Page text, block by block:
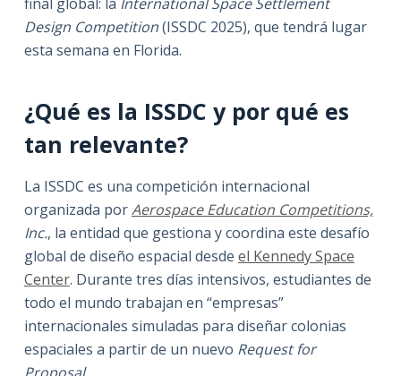
Design Competition(ISSDC 2025), que tendrá lugar
esta semana en Florida.
¿Qué es la ISSDC y por qué es
tan relevante?
La ISSDC es una competición internacional
organizada porAerospace Education Competitions,
Inc., la entidad que gestiona y coordina este desafío
global de diseño espacial desde el Kennedy Space
Center. Durante tres días intensivos, estudiantes de
todo el mundo trabajan en “empresas”
internacionales simuladas para diseñar colonias
espaciales a partir de un nuevo Request for